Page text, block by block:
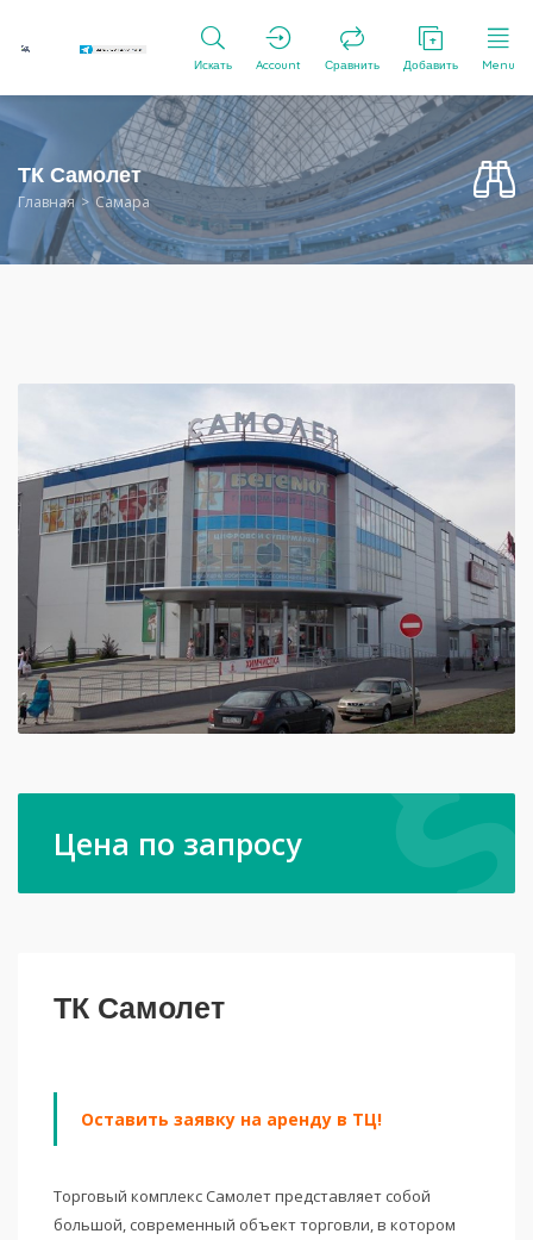
Искать Account Сравнить Добавить Menu
ТК Самолет
Главная Самара
Цена по запросу
ТК Самолет
Оставить заявку на аренду в ТЦ!
Торговый комплекс Самолет представляет собой
большой, современный объект торговли, в котором